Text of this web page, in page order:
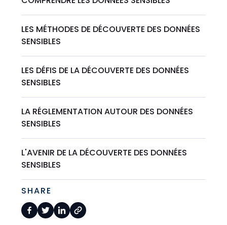
LES MÉTHODES DE DÉCOUVERTE DES DONNÉES
SENSIBLES
LES DÉFIS DE LA DÉCOUVERTE DES DONNÉES
SENSIBLES
LA RÉGLEMENTATION AUTOUR DES DONNÉES
SENSIBLES
L'AVENIR DE LA DÉCOUVERTE DES DONNÉES
SENSIBLES
SHARE